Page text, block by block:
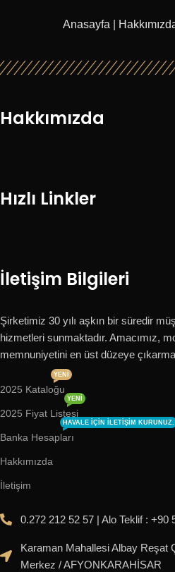
Anasayfa
Hakkımızda
Hızlı Linkler
İletişim Bilgileri
Şirketimiz 30 yılı aşkın bir süredir
hizmetleri sunmaktadır. Amacımız,
memnuniyetini en üst düzeye
2025 Kataloğu
YENI
2025 Fiyat Listesi
YENI
Banka Hesapları
HAVALE IÇIN ILETIŞIM KURUNUZ.
Hakkımızda
İletişim
0.272 212 52 57 | Alo Teklif : +90
Karaman Mahallesi Albay Reşat
Merkez / AFYONKARAHİSAR